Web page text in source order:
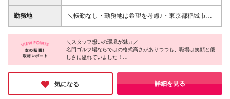
格は何も必要ありません！ 【こんな不安を持つ方も
大歓迎！】 ▼「ゴルフのルールを全く知らない…」
ワンしか聞いたことがない」という状態から、 最長6
ヶ月の研修で立派にプロへ成長しています。 ▼「運
動が苦手だから、体力面が不安…」 ⇒ カートはリモ
コン操作の自動操縦！ 重いバッグを背負って走るよ
うな力仕事はないので 安心してください。毎日歩く
ことで自然と体力がつきますよ♪ ▼「ブランクがあっ
て社会復帰が久しぶり…」 ⇒ 活躍中のスタッフの７
力などを考慮の上、決定いたします。 ※時間外手当
は、別途全額支給します。 ※試用期間中（研修中）は
境です♪ 【年収例】 ・年収394万円／入社1年目 ・年
収404万円／入社3年目 ・年収414万円／入社5年目 ☆
未経験からスタートした先輩も多数活躍中！ 研修や
勤務地
＼転勤なし・勤務地は希望を考慮♪・東京都稲城市の
ゴルフ場勤務／ 自然に囲まれた開放的な環境で、の
びのびと働けます♪ 勤務地はご希望を考慮のうえ決定
しますので、ご安心ください。 □｜よみうりゴルフ倶
楽部 東京都稲城市矢野口3376-1 ・「読売ランド前
駅」より路線バス利用 ・「京王よみうりランド駅」
より従業員専用バスまたは路線バス利用 ※都道124号
線近く □｜東京よみうりカントリークラブ 東京都稲城
市坂浜685 ・小田急小田原線「新百合ヶ丘駅」よりク
＼スタッフ想いの環境が魅力／
名門ゴルフ場ならではの格式高さがありつつも、職場は笑顔と優
しさに溢れていました！
全員が女性のキャディ部門は定着率97％と驚異の数字！
＊実働の短さや残業ゼロはもちろん、「お互い様」と助け合える
風土がその秘密です。
よみうりランドの施設優待など大手ならではの特典も魅力的♪
「ここなら無理なく自分を大切に働ける」と確信した取材でし
気になる 詳細を見る